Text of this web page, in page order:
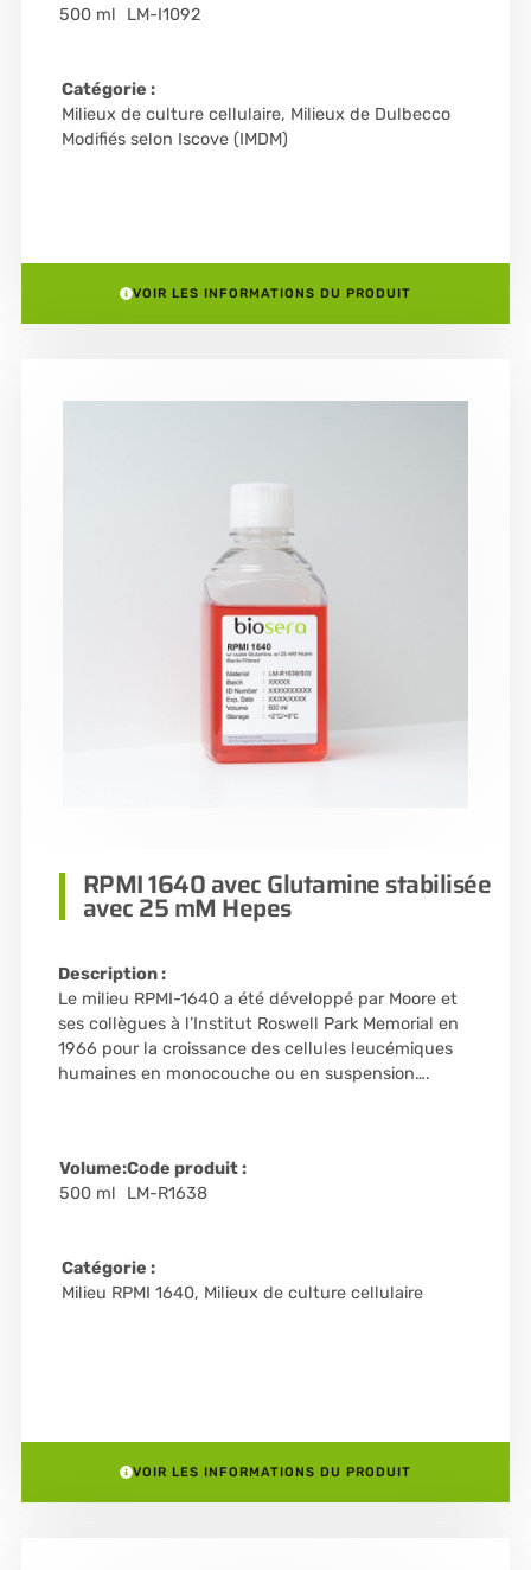
500 ml
LM-I1092
Catégorie :
Milieux de culture cellulaire, Milieux de Dulbecco
Modifiés selon Iscove (IMDM)
VOIR LES INFORMATIONS DU PRODUIT
RPMI 1640 avec Glutamine stabilisée
avec 25 mM Hepes
Description :
Le milieu RPMI-1640 a été développé par Moore et
ses collègues à l’Institut Roswell Park Memorial en
1966 pour la croissance des cellules leucémiques
humaines en monocouche ou en suspension….
Volume:
500 ml
Code produit :
LM-R1638
Catégorie :
Milieu RPMI 1640, Milieux de culture cellulaire
VOIR LES INFORMATIONS DU PRODUIT